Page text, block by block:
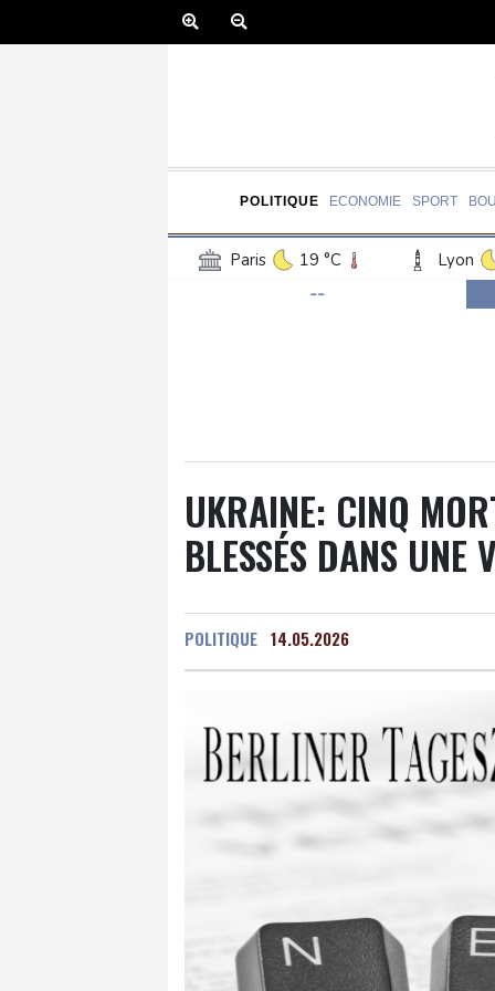
POLITIQUE ECONOMIE SPORT
Paris 19 °C Lyon
Luxembourg
--
UKRAINE: CINQ
BLESSÉS DANS UNE
POLITIQUE 14.05.2026